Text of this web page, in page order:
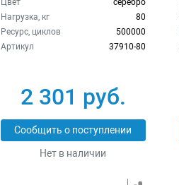
Цвет
серебро
Нагрузка, кг
80
Ресурс, циклов
500000
Артикул
37910-80
2 301 руб.
Сообщить о поступлении
Нет в наличии